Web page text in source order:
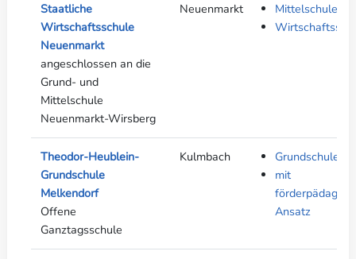
Staatliche
Wirtschaftsschule
Neuenmarkt
angeschlossen an die
Grund- und
Mittelschule
Neuenmarkt-Wirsberg
Neuenmarkt
Mittelschule
Theodor-Heublein-
Grundschule
Melkendorf
Offene
Ganztagsschule
Kulmbach
Grundschule
mit
Ansatz